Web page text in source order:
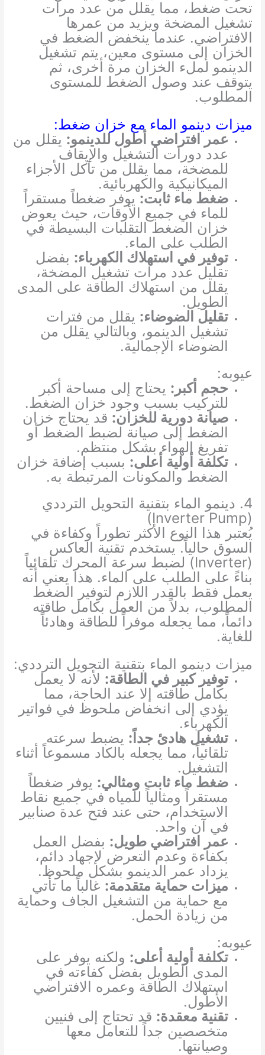
تحت ضغط، مما يقلل من عدد مرات
تشغيل المضخة ويزيد من عمرها
الافتراضي. عندما ينخفض الضغط في
الخزان إلى مستوى معين، يتم تشغيل
الدينمو لملء الخزان مرة أخرى، ثم
يتوقف عند وصول الضغط للمستوى
المطلوب.
ميزات دينمو الماء مع خزان ضغط:
عمر افتراضي أطول للدينمو: يقلل من
عدد دورات التشغيل والإيقاف
للمضخة، مما يقلل من تآكل الأجزاء
الميكانيكية والكهربائية.
ضغط ماء ثابت: يوفر ضغطاً مستقراً
للماء في جميع الأوقات، حيث يعوض
خزان الضغط التقلبات البسيطة في
الطلب على الماء.
توفير في استهلاك الكهرباء: بفضل
تقليل عدد مرات تشغيل المضخة،
يقلل من استهلاك الطاقة على المدى
الطويل.
تقليل الضوضاء: يقلل من فترات
تشغيل الدينمو، وبالتالي يقلل من
الضوضاء الإجمالية.
عيوبه:
حجم أكبر: يحتاج إلى مساحة أكبر
للتركيب بسبب وجود خزان الضغط.
صيانة دورية للخزان: قد يحتاج خزان
الضغط إلى صيانة لضبط الضغط أو
تفريغ الهواء بشكل منتظم.
تكلفة أولية أعلى: بسبب إضافة خزان
الضغط والمكونات المرتبطة به.
4. دينمو الماء بتقنية التحويل الترددي
(Inverter Pump)
يُعتبر هذا النوع الأكثر تطوراً وكفاءة في
السوق حالياً. يستخدم تقنية العاكس
(Inverter) لضبط سرعة المحرك تلقائياً
بناءً على الطلب على الماء. هذا يعني أنه
يعمل فقط بالقدر اللازم لتوفير الضغط
المطلوب، بدلاً من العمل بكامل طاقته
دائماً، مما يجعله موفراً للطاقة وهادئاً
للغاية.
ميزات دينمو الماء بتقنية التحويل الترددي:
توفير كبير في الطاقة: لأنه لا يعمل
بكامل طاقته إلا عند الحاجة، مما
يؤدي إلى انخفاض ملحوظ في فواتير
الكهرباء.
تشغيل هادئ جداً: يضبط سرعته
تلقائياً، مما يجعله بالكاد مسموعاً أثناء
التشغيل.
ضغط ماء ثابت ومثالي: يوفر ضغطاً
مستقراً ومثالياً للمياه في جميع نقاط
الاستخدام، حتى عند فتح عدة صنابير
في آن واحد.
عمر افتراضي طويل: بفضل العمل
بكفاءة وعدم التعرض لإجهاد دائم،
يزداد عمر الدينمو بشكل ملحوظ.
ميزات حماية متقدمة: غالباً ما تأتي
مع حماية من التشغيل الجاف وحماية
من زيادة الحمل.
عيوبه:
تكلفة أولية أعلى: ولكنه يوفر على
المدى الطويل بفضل كفاءته في
استهلاك الطاقة وعمره الافتراضي
الأطول.
تقنية معقدة: قد تحتاج إلى فنيين
متخصصين جداً للتعامل معها
وصيانتها.